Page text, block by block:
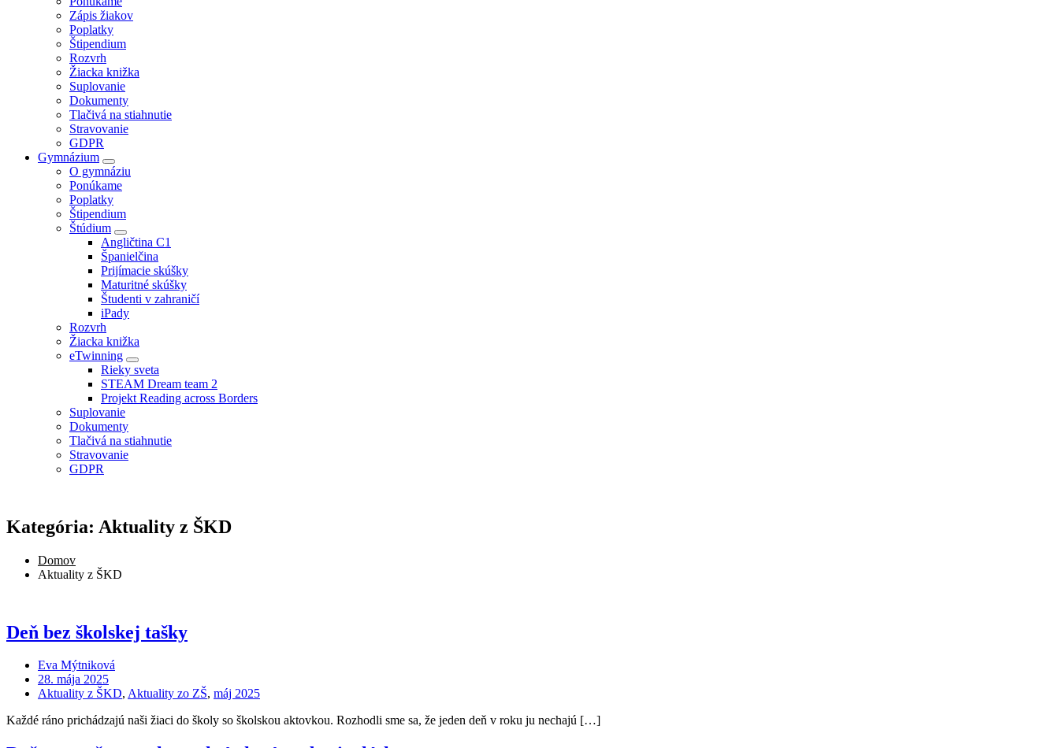
Zápis žiakov
Poplatky
Štipendium
Rozvrh
Žiacka knižka
Suplovanie
Dokumenty
Tlačivá na stiahnutie
Stravovanie
GDPR
Gymnázium
O gymnáziu
Ponúkame
Poplatky
Štipendium
Štúdium
Angličtina C1
Španielčina
Prijímacie skúšky
Maturitné skúšky
Študenti v zahraničí
iPady
Rozvrh
Žiacka knižka
eTwinning
Rieky sveta
STEAM Dream team 2
Projekt Reading across Borders
Suplovanie
Dokumenty
Tlačivá na stiahnutie
Stravovanie
GDPR
Kategória: Aktuality z ŠKD
Domov
Aktuality z ŠKD
Deň bez školskej tašky
Eva Mýtniková
28. mája 2025
Aktuality z ŠKD, Aktuality zo ZŠ, máj 2025
Každé ráno prichádzajú naši žiaci do školy so školskou aktovkou. Rozhodli sme sa, že jeden deň v roku ju nechajú […]